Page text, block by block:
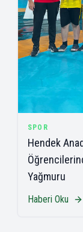
SPOR
Hendek
Yağmuru
Haberi Oku